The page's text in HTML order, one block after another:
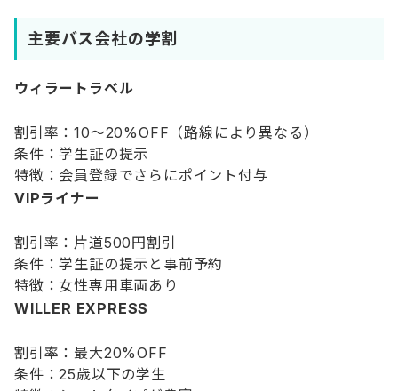
主要バス会社の学割
ウィラートラベル
割引率：10〜20%OFF（路線により異なる）
条件：学生証の提示
特徴：会員登録でさらにポイント付与
VIPライナー
割引率：片道500円割引
条件：学生証の提示と事前予約
特徴：女性専用車両あり
WILLER EXPRESS
割引率：最大20%OFF
条件：25歳以下の学生